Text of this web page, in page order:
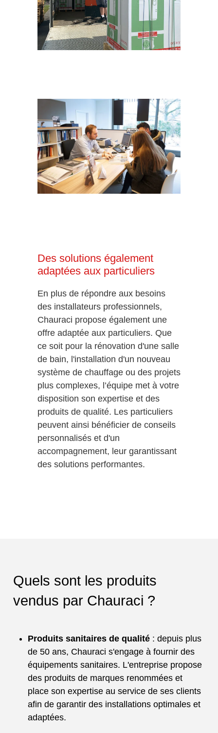
Des solutions également
adaptées aux particuliers
En plus de répondre aux besoins
des installateurs professionnels,
Chauraci propose également une
offre adaptée aux particuliers. Que
ce soit pour la rénovation d'une salle
de bain, l'installation d'un nouveau
système de chauffage ou des projets
plus complexes, l’équipe met à votre
disposition son expertise et des
produits de qualité. Les particuliers
peuvent ainsi bénéficier de conseils
personnalisés et d'un
accompagnement, leur garantissant
des solutions performantes.
Quels sont les produits
vendus par Chauraci ?
Produits sanitaires de qualité: depuis plus
de 50 ans, Chauraci s'engage à fournir des
équipements sanitaires. L'entreprise propose
des produits de marques renommées et
place son expertise au service de ses clients
afin de garantir des installations optimales et
adaptées.